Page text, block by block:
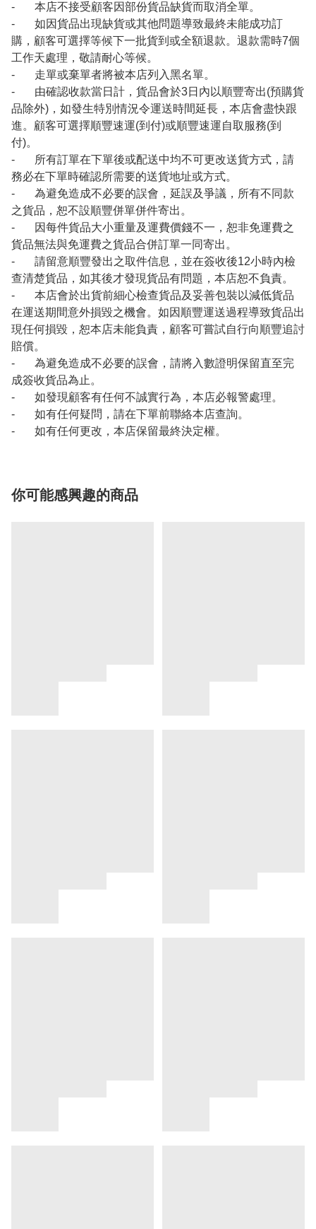
- 本店不接受顧客因部份貨品缺貨而取消全單。
- 如因貨品出現缺貨或其他問題導致最終未能成功訂
購，顧客可選擇等候下一批貨到或全額退款。退款需時7個
工作天處理，敬請耐心等候。
- 走單或棄單者將被本店列入黑名單。
- 由確認收款當日計，貨品會於3日內以順豐寄出(預購貨
品除外)，如發生特別情況令運送時間延長，本店會盡快跟
進。顧客可選擇順豐速運(到付)或順豐速運自取服務(到
付)。
- 所有訂單在下單後或配送中均不可更改送貨方式，請
務必在下單時確認所需要的送貨地址或方式。
- 為避免造成不必要的誤會，延誤及爭議，所有不同款
之貨品，恕不設順豐併單併件寄出。
- 因每件貨品大小重量及運費價錢不一，恕非免運費之
貨品無法與免運費之貨品合併訂單一同寄出。
- 請留意順豐發出之取件信息，並在簽收後12小時內檢
查清楚貨品，如其後才發現貨品有問題，本店恕不負責。
- 本店會於出貨前細心檢查貨品及妥善包裝以減低貨品
在運送期間意外損毀之機會。如因順豐運送過程導致貨品出
現任何損毀，恕本店未能負責，顧客可嘗試自行向順豐追討
賠償。
- 為避免造成不必要的誤會，請將入數證明保留直至完
成簽收貨品為止。
- 如發現顧客有任何不誠實行為，本店必報警處理。
- 如有任何疑問，請在下單前聯絡本店查詢。
- 如有任何更改，本店保留最終決定權。
你可能感興趣的商品